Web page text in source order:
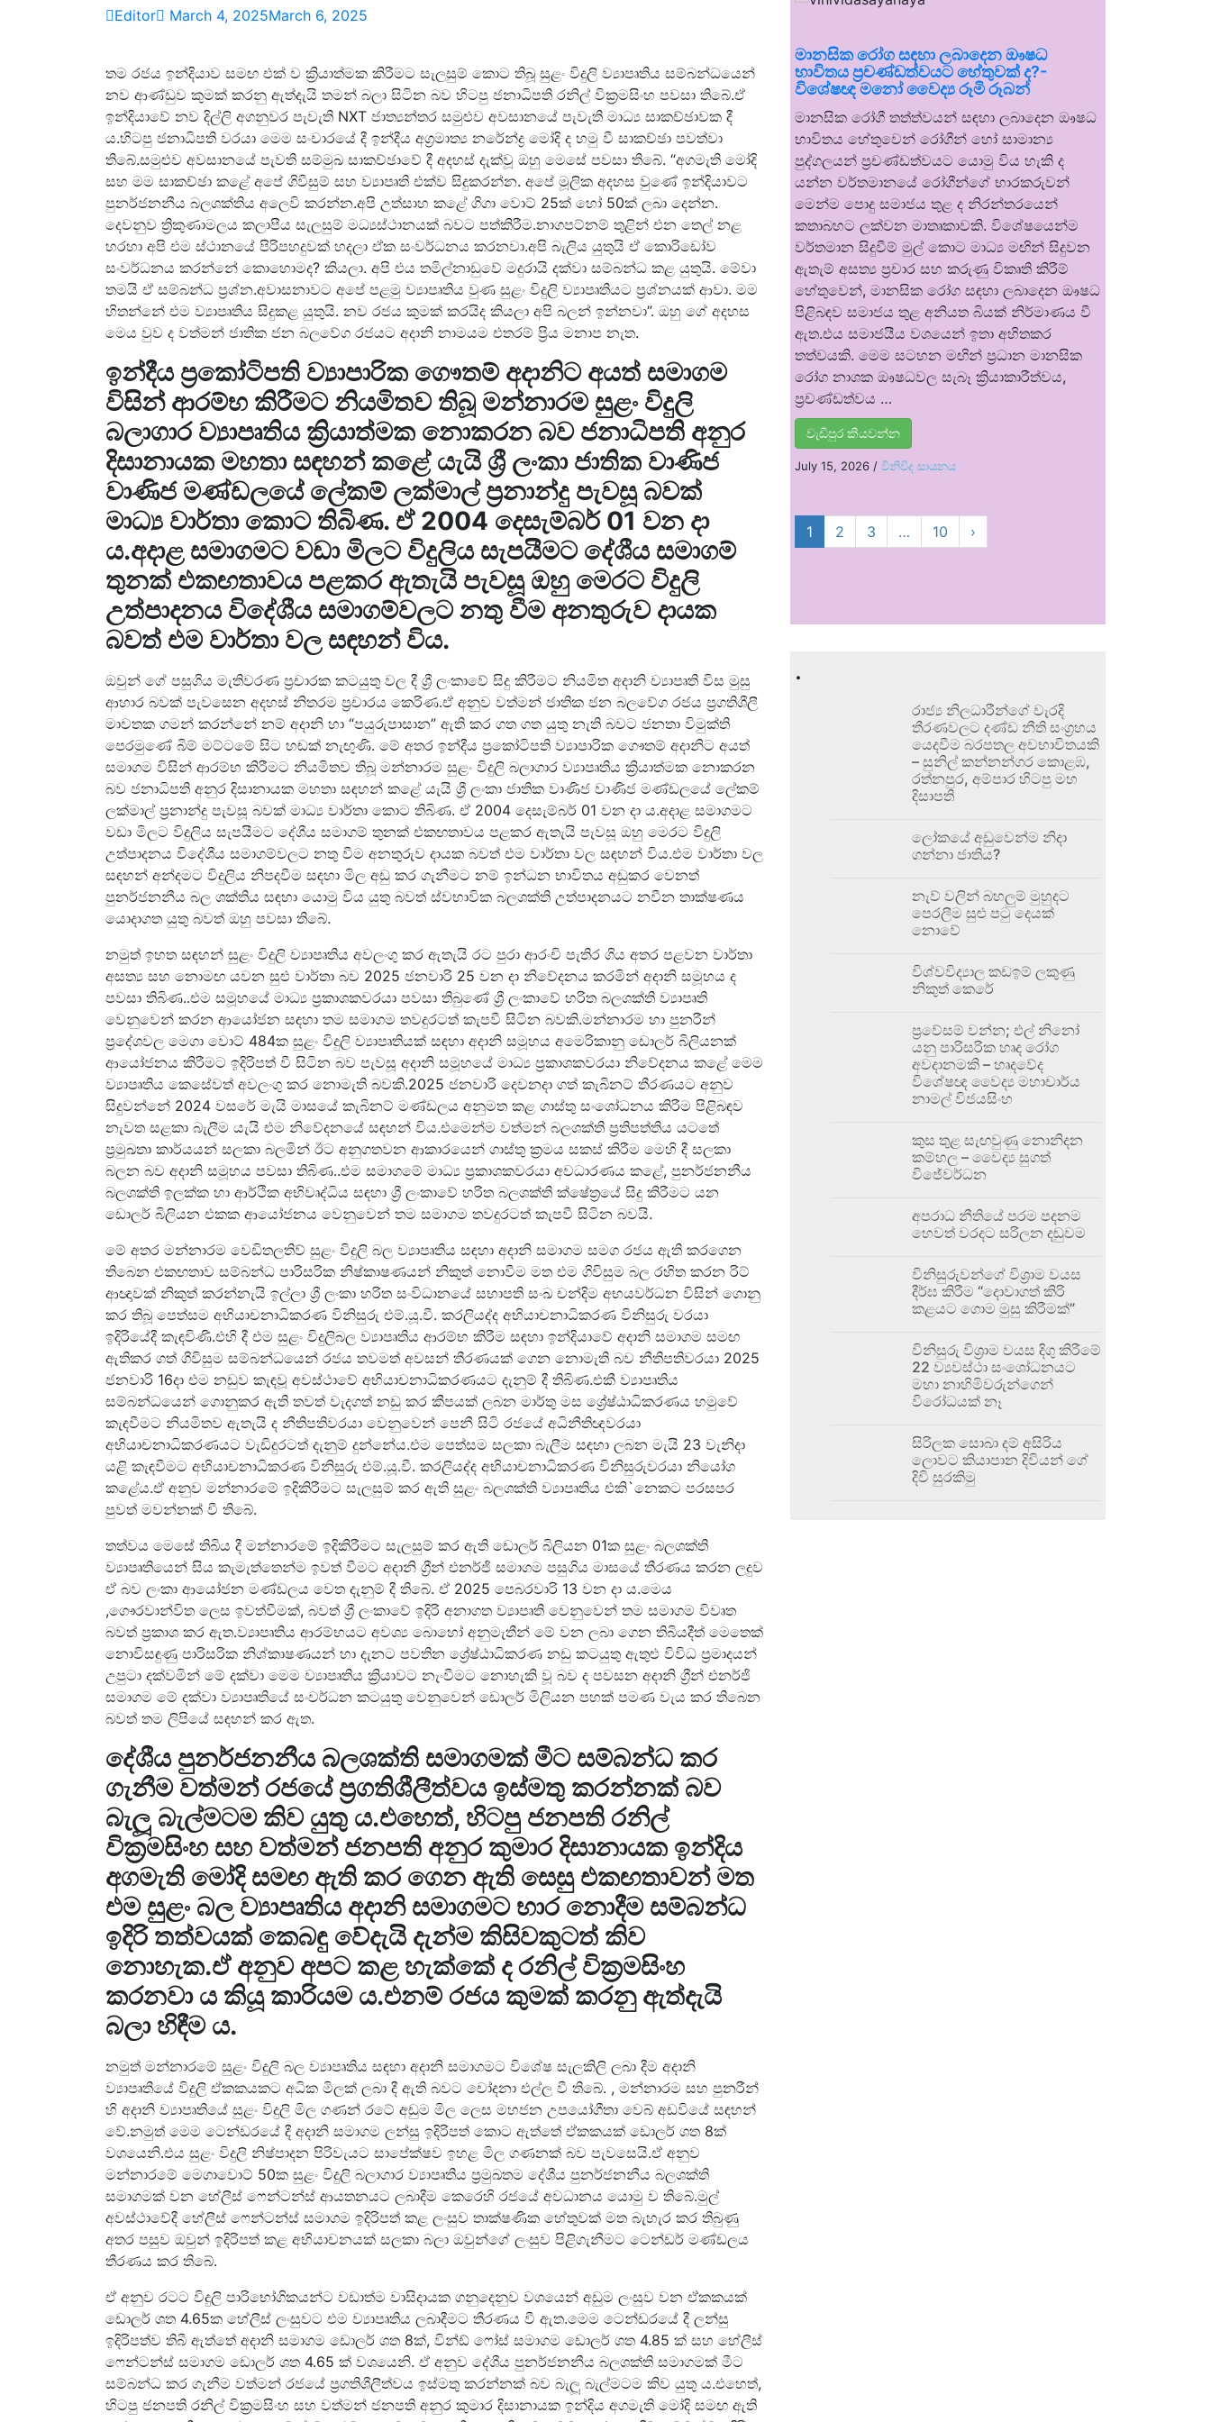
Editor March 4, 2025March 6, 2025
තම රජය ඉන්දියාව සමඟ එක් ව ක්‍රියාත්මක කිරීමට සැලසුම් කොට තිබූ සුළං විදුලි ව්‍යාපෘතිය සම්බන්ධයෙන්
නව ආණ්ඩුව කුමක් කරනු ඇත්දැයි තමන් බලා සිටින බව හිටපු ජනාධිපති රනිල් වික්‍රමසිංහ පවසා තිබේ.ඒ
ඉන්දියාවේ නව දිල්ලි අගනුවර පැවැති NXT ජාත්‍යන්තර සමුළුව අවසානයේ පැවැති මාධ්‍ය සාකච්ඡාවක දී
ය.හිටපු ජනාධිපති වරයා මෙම සංචාරයේ දී ඉන්දීය අග්‍රමාත්‍ය නරේන්ද්‍ර මෝදි ද හමු වී සාකච්ඡා පවත්වා
තිබේ.සමුළුව අවසානයේ පැවති සම්මුඛ සාකච්ඡාවේ දී අදහස් දැක්වූ ඔහු මෙසේ පවසා තිබේ. “අගමැති මෝදි
සහ මම සාකච්ඡා කළේ අපේ ගිවිසුම් සහ ව්‍යාපෘති එක්ව සිදුකරන්න. අපේ මූලික අදහස වුණේ ඉන්දියාවට
පුනර්ජනනීය බලශක්තිය අලෙවි කරන්න.අපි උත්සාහ කළේ ගිගා වොට් 25ක් හෝ 50ක් ලබා දෙන්න.
දෙවනුව ත්‍රිකුණාමලය කලාපීය සැලසුම් මධ්‍යස්ථානයක් බවට පත්කිරීම.නාගපට්නම් තුළින් එන තෙල් නළ
හරහා අපි එම ස්ථානයේ පිරිපහදුවක් හදලා ඒක සංවර්ධනය කරනවා.අපි බැලිය යුතුයි ඒ කොරිඩෝව
සංවර්ධනය කරන්නේ කොහොමද? කියලා. අපි එය තමිල්නාඩුවේ මදුරායි දක්වා සම්බන්ධ කළ යුතුයි. මේවා
තමයි ඒ සම්බන්ධ ප්‍රශ්න.අවාසනාවට අපේ පළමු ව්‍යාපෘතිය වුණ සුළං විදුලි ව්‍යාපෘතියට ප්‍රශ්නයක් ආවා. මම
හිතන්නේ එම ව්‍යාපෘතිය සිදුකළ යුතුයි. නව රජය කුමක් කරයිද කියලා අපි බලන් ඉන්නවා”. ඔහු ගේ අදහස
මෙය වුව ද වත්මන් ජාතික ජන බලවේග රජයට අදානි නාමයම එතරම් ප්‍රිය මනාප නැත.
ඉන්දීය ප්‍රකෝටිපති ව්‍යාපාරික ගෞතම් අදානිට අයත් සමාගම
විසින් ආරම්භ කිරීමට නියමිතව තිබූ මන්නාරම සුළං විදුලි
බලාගාර ව්‍යාපෘතිය ක්‍රියාත්මක නොකරන බව ජනාධිපති අනුර
දිසානායක මහතා සඳහන් කළේ යැයි ශ්‍රී ලංකා ජාතික වාණිජ
වාණිජ මණ්ඩලයේ ලේකම් ලක්මාල් ප‍්‍රනාන්දු පැවසූ බවක්
මාධ්‍ය වාර්තා කොට තිබිණ. ඒ 2004 දෙසැම්බර් 01 වන දා
ය.අදාළ සමාගමට වඩා මිලට විදුලිය සැපයීමට දේශීය සමාගම්
තුනක් එකඟතාවය පළකර ඇතැයි පැවසූ ඔහු මෙරට විදුලි
උත්පාදනය විදේශීය සමාගම්වලට නතු වීම අනතුරුව දායක
බවත් එම වාර්තා වල සඳහන් විය.
ඔවුන් ගේ පසුගිය මැතිවරණ ප්‍රචාරක කටයුතු වල දී ශ්‍රී ලංකාවේ සිදු කිරීමට නියමිත අදානි ව්‍යාපෘති විස මුසු
ආහාර බවක් පැවසෙන අදහස් නිතරම ප්‍රචාරය කෙරිණ.ඒ අනුව වත්මන් ජාතික ජන බලවේග රජය ප්‍රගතිශීලී
මාවතක ගමන් කරන්නේ නම් අදානි හා “පයුරුපාසාන” ඇති කර ගත ගත යුතු නැති බවට ජනතා විමුක්ති
පෙරමුණේ බිම් මට්ටමේ සිට හඬක් නැඟුණි. මේ අතර ඉන්දීය ප්‍රකෝටිපති ව්‍යාපාරික ගෞතම් අදානිට අයත්
සමාගම විසින් ආරම්භ කිරීමට නියමිතව තිබූ මන්නාරම සුළං විදුලි බලාගාර ව්‍යාපෘතිය ක්‍රියාත්මක නොකරන
බව ජනාධිපති අනුර දිසානායක මහතා සඳහන් කළේ යැයි ශ්‍රී ලංකා ජාතික වාණිජ වාණිජ මණ්ඩලයේ ලේකම්
ලක්මාල් ප‍්‍රනාන්දු පැවසූ බවක් මාධ්‍ය වාර්තා කොට තිබිණ. ඒ 2004 දෙසැම්බර් 01 වන දා ය.අදාළ සමාගමට
වඩා මිලට විදුලිය සැපයීමට දේශීය සමාගම් තුනක් එකඟතාවය පළකර ඇතැයි පැවසූ ඔහු මෙරට විදුලි
උත්පාදනය විදේශීය සමාගම්වලට නතු වීම අනතුරුව දායක බවත් එම වාර්තා වල සඳහන් විය.එම වාර්තා වල
සඳහන් අන්දමට විදුලිය නිපදවීම සඳහා මිල අඩු කර ගැනීමට නම් ඉන්ධන භාවිතය අඩුකර වෙනත්
පුනර්ජනනීය බල ශක්තිය සඳහා යොමු විය යුතු බවත් ස්වභාවික බලශක්ති උත්පාදනයට නවීන තාක්ෂණය
යොදාගත යුතු බවත් ඔහු පවසා තිබේ.
නමුත් ඉහත සඳහන් සුළං විදුලි ව්‍යාපෘතිය අවලංගු කර ඇතැයි රට පුරා ආරංචි පැතිර ගිය අතර පළවන වාර්තා
අසත්‍ය සහ නොමඟ යවන සුළු වාර්තා බව 2025 ජනවාරි 25 වන දා නිවේදනය කරමින් අදානි සමූහය ද
පවසා තිබිණ..එම සමූහයේ මාධ්‍ය ප්‍රකාශකවරයා පවසා තිබුණේ ශ්‍රී ලංකාවේ හරිත බලශක්ති ව්‍යාපෘති
වෙනුවෙන් කරන ආයෝජන සඳහා තම සමාගම තවදුරටත් කැපවී සිටින බවකි.මන්නාරම හා පුනරීන්
ප්‍රදේශවල මෙගා වොට් 484ක සුළං විදුලි ව්‍යාපෘතියක් සඳහා අදානි සමූහය අමෙරිකානු ඩොලර් බිලියනක්
ආයෝජනය කිරීමට ඉදිරිපත් වී සිටින බව පැවසූ අදානි සමූහයේ මාධ්‍ය ප්‍රකාශකවරයා නිවේදනය කළේ මෙම
ව්‍යාපෘතිය කෙසේවත් අවලංගු කර නොමැති බවකි.2025 ජනවාරි දෙවනදා ගත් කැබිනට් තීරණයට අනුව
සිදුවන්නේ 2024 වසරේ මැයි මාසයේ කැබිනට් මණ්ඩලය අනුමත කළ ගාස්තු සංශෝධනය කිරීම පිළිබඳව
නැවත සළකා බැලීම යැයි එම නිවේදනයේ සඳහන් විය.එමෙන්ම වත්මන් බලශක්ති ප්‍රතිපත්තිය යටතේ
ප්‍රමුඛතා කාර්යයන් සලකා බලමින් ඊට අනුගතවන ආකාරයෙන් ගාස්තු ක්‍රමය සකස් කිරීම මෙහි දී සලකා
බලන බව අදානි සමූහය පවසා තිබිණ..එම සමාගමේ මාධ්‍ය ප්‍රකාශකවරයා අවධාරණය කළේ, පුනර්ජනනීය
බලශක්ති ඉලක්ක හා ආර්ථික අභිවෘද්ධිය සඳහා ශ්‍රී ලංකාවේ හරිත බලශක්ති ක්ෂේත්‍රයේ සිදු කිරීමට යන
ඩොලර් බිලියන එකක ආයෝජනය වෙනුවෙන් තම සමාගම තවදුරටත් කැපවී සිටින බවයි.
මේ අතර මන්නාරම වෙඩිතලතිව් සුළං විදුලි බල ව්‍යාපෘතිය සඳහා අදානි සමාගම සමග රජය ඇති කරගෙන
තිබෙන එකඟතාව සම්බන්ධ පාරිසරික නිෂ්කාෂණයන් නිකුත් නොවීම මත එම ගිවිසුම බල රහිත කරන රිට්
ආඥාවක් නිකුත් කරන්නැයි ඉල්ලා ශ්‍රී ලංකා හරිත සංවිධානයේ සභාපති සංඛ චන්දිම අභයවර්ධන විසින් ගොනු
කර තිබූ පෙත්සම අභියාචනාධිකරණ විනිසුරු එම්.යූ.වී. කරලියද්ද අභියාචනාධිකරණ විනිසුරු වරයා
ඉදිරියේදී කැඳවිණි.එහි දී එම සුළං විදුලිබල ව්‍යාපෘතිය ආරම්භ කිරීම සඳහා ඉන්දියාවේ අදානි සමාගම සමඟ
ඇතිකර ගත් ගිවිසුම සම්බන්ධයෙන් රජය තවමත් අවසන් තීරණයක් ගෙන නොමැති බව නීතිපතිවරයා 2025
ජනවාරි 16දා එම නඩුව කැඳවූ අවස්ථාවේ අභියාචනාධිකරණයට දැනුම් දී තිබිණ.එකී ව්‍යාපෘතිය
සම්බන්ධයෙන් ගොනුකර ඇති තවත් වැදගත් නඩු කර කීපයක් ලබන මාර්තු මස ශ්‍රේෂ්ඨාධිකරණය හමුවේ
කැඳවීමට නියමිතව ඇතැයි ද නීතිපතිවරයා වෙනුවෙන් පෙනී සිටි රජයේ අධිනීතිඥවරයා
අභියාචනාධිකරණයට වැඩිදුරටත් දැනුම් දුන්නේය.එම පෙත්සම සලකා බැලීම සඳහා ලබන මැයි 23 වැනිදා
යළි කැඳවීමට අභියාචනාධිකරණ විනිසුරු එම්.යූ.වී. කරලියද්ද අභියාචනාධිකරණ විනිසුරුවරයා නියෝග
කළේය.ඒ අනුව මන්නාරමේ ඉදිකිරීමට සැලසුම් කර ඇති සුළං බලශක්ති ව්‍යාපෘතිය එකි`නෙකට පරසපර
පුවත් මවන්නක් වී තිබේ.
තත්වය මෙසේ තිබිය දී මන්නාරමේ ඉදිකිරීමට සැලසුම් කර ඇති ඩොලර් බිලියන 01ක සුළං බලශක්ති
ව්‍යාපෘතියෙන් සිය කැමැත්තෙන්ම ඉවත් වීමට අදානි ග්‍රීන් එනර්ජි සමාගම පසුගිය මාසයේ තීරණය කරන ලදුව
ඒ බව ලංකා ආයෝජන මණ්ඩලය වෙත දැනුම් දී තිබේ. ඒ 2025 පෙබරවාරි 13 වන දා ය.මෙය
,ගෞරවාන්විත ලෙස ඉවත්වීමක්, බවත් ශ්‍රී ලංකාවේ ඉදිරි අනාගත ව්‍යාපෘති වෙනුවෙන් තම සමාගම විවෘත
බවත් ප්‍රකාශ කර ඇත.ව්‍යාපෘතිය ආරම්භයට අවශ්‍ය බොහෝ අනුමැතීන් මේ වන ලබා ගෙන තිබියදීත් මෙතෙක්
නොවිසඳුණු පාරිසරික නිශ්කාෂණයන් හා දැනට පවතින ශ්‍රේෂ්ඨාධිකරණ නඩු කටයුතු ඇතුළු විවිධ ප්‍රමාදයන්
උපුටා දක්වමින් මේ දක්වා මෙම ව්‍යාපෘතිය ක්‍රියාවට නැංවීමට නොහැකි වූ බව ද පවසන අදානි ග්‍රීන් එනර්ජි
සමාගම මේ දක්වා ව්‍යාපෘතියේ සංවර්ධන කටයුතු වෙනුවෙන් ඩොලර් මිලියන පහක් පමණ වැය කර තිබෙන
බවත් තම ලිපියේ සඳහන් කර ඇත.
දේශීය පුනර්ජනනීය බලශක්ති සමාගමක් මීට සම්බන්ධ කර
ගැනීම වත්මන් රජයේ ප්‍රගතිශීලීත්වය ඉස්මතු කරන්නක් බව
බැලූ බැල්මටම කිව යුතු ය.එහෙත්, හිටපු ජනපති රනිල්
වික්‍රමසිංහ සහ වත්මන් ජනපති අනුර කුමාර දිසානායක ඉන්දිය
අගමැති මෝදි සමඟ ඇති කර ගෙන ඇති සෙසු එකඟතාවන් මත
එම සුළං බල ව්‍යාපෘතිය අදානි සමාගමට භාර නොදීම සම්බන්ධ
ඉදිරි තත්වයක් කෙබඳු වේදැයි දැන්ම කිසිවකුටත් කිව
නොහැක.ඒ අනුව අපට කළ හැක්කේ ද රනිල් වික්‍රමසිංහ
කරනවා ය කියූ කාරියම ය.එනම් රජය කුමක් කරනු ඇත්දැයි
බලා හිඳීම ය.
නමුත් මන්නාරමේ සුළං විදුලි බල ව්‍යාපෘතිය සඳහා අදානි සමාගමට විශේෂ සැලකිලි ලබා දීම අදානි
ව්‍යාපෘතියේ විදුලි ඒකකයකට අධික මිලක් ලබා දී ඇති බවට චෝදනා එල්ල වී තිබේ. , මන්නාරම සහ පුනරීන්
හි අදානි ව්‍යාපෘතියේ සුළං විදුලි මිල ගණන් රටේ අඩුම මිල ලෙස මහජන උපයෝගීතා වෙබ් අඩවියේ සඳහන්
වේ.නමුත් මෙම ටෙන්ඩරයේ දී අදානි සමාගම ලන්සු ඉදිරිපත් කොට ඇත්තේ ඒකකයක් ඩොලර් ශත 8ක්
වශයෙනි.එය සුළං විදුලි නිෂ්පාදන පිරිවැයට සාපේක්ෂව ඉහළ මිල ගණනක් බව පැවසෙයි.ඒ අනුව
මන්නාරමේ මෙගාවොට් 50ක සුළං විදුලි බලාගාර ව්‍යාපෘතිය ප්‍රමුඛතම දේශීය පුනර්ජනනීය බලශක්ති
සමාගමක් වන හේලීස් ෆෙන්ටන්ස් ආයතනයට ලබාදීම කෙරෙහි රජයේ අවධානය යොමු ව තිබේ.මුල්
අවස්ථාවේදී හේලීස් ෆෙන්ටන්ස් සමාගම ඉදිරිපත් කළ ලංසුව තාක්ෂණික හේතුවක් මත බැහැර කර තිබුණු
අතර පසුව ඔවුන් ඉදිරිපත් කළ අභියාචනයක් සලකා බලා ඔවුන්ගේ ලංසුව පිළිගැනීමට ටෙන්ඩර් මණ්ඩලය
තීරණය කර තිබේ.
ඒ අනුව රටට විදුලි පාරිභෝගිකයන්ට වඩාත්ම වාසිදායක ගනුදෙනුව වශයෙන් අඩුම ලංසුව වන ඒකකයක්
ඩොලර් ශත 4.65ක හේලීස් ලංසුවට එම ව්‍යාපෘතිය ලබාදීමට තීරණය වී ඇත.මෙම ටෙන්ඩරයේ දී ලන්සු
ඉදිරිපත්ව තිබී ඇත්තේ අදානි සමාගම ඩොලර් ශත 8ක්, වින්ඩ් ෆෝස් සමාගම ඩොලර් ශත 4.85 ක් සහ හේලීස්
ෆෙන්ටන්ස් සමාගම ඩොලර් ශත 4.65 ක් වශයෙනි. ඒ අනුව දේශීය පුනර්ජනනීය බලශක්ති සමාගමක් මීට
සම්බන්ධ කර ගැනීම වත්මන් රජයේ ප්‍රගතිශීලීත්වය ඉස්මතු කරන්නක් බව බැලූ බැල්මටම කිව යුතු ය.එහෙත්,
හිටපු ජනපති රනිල් වික්‍රමසිංහ සහ වත්මන් ජනපති අනුර කුමාර දිසානායක ඉන්දිය අගමැති මෝදි සමඟ ඇති
මානසික රෝග සඳහා ලබාදෙන ඖෂධ
භාවිතය ප්‍රචණ්ඩත්වයට හේතුවක් ද?-
විශේෂඥ මනෝ වෛද්‍ය රූමි රූබන්
මානසික රෝගී තත්ත්වයන් සඳහා ලබාදෙන ඖෂධ
භාවිතය හේතුවෙන් රෝගීන් හෝ සාමාන්‍ය
පුද්ගලයන් ප්‍රචණ්ඩත්වයට යොමු විය හැකි ද
යන්න වර්තමානයේ රෝගීන්ගේ භාරකරුවන්
මෙන්ම පොදු සමාජය තුළ ද නිරන්තරයෙන්
කතාබහට ලක්වන මාතෘකාවකි. විශේෂයෙන්ම
වර්තමාන සිදුවීම් මුල් කොට මාධ්‍ය මඟින් සිදුවන
ඇතැම් අසත්‍ය ප්‍රචාර සහ කරුණු විකෘති කිරීම්
හේතුවෙන්, මානසික රෝග සඳහා ලබාදෙන ඖෂධ
පිළිබඳව සමාජය තුළ අනියත බියක් නිර්මාණය වී
ඇත.එය සමාජයීය වශයෙන් ඉතා අහිතකර
තත්වයකි. මෙම සටහන මඟින් ප්‍රධාන මානසික
රෝග නාශක ඖෂධවල සැබෑ ක්‍රියාකාරීත්වය,
ප්‍රචණ්ඩත්වය …
වැඩිපුර කියවන්න
July 15, 2026 / විනිවිද සායනය
1 2 3 … 10 ›
.
රාජ්‍ය නිලධාරීන්ගේ වැරදි
තීරණවලට දණ්ඩ නීති සංග්‍රහය
යෙදවීම බරපතල අවභාවිතයකි
– සුනිල් කන්නන්ගර කොළඹ,
රත්නපුර, අම්පාර හිටපු මහ
දිසාපති
ලෝකයේ අඩුවෙන්ම නිදා
ගන්නා ජාතිය?
නැව් වලින් බහලුම් මුහුදට
පෙරලීම සුළු පටු දෙයක්
නොවේ
විශ්වවිද්‍යාල කඩඉම් ලකුණු
නිකුත් කෙරේ
ප්‍රවේසම් වන්න; එල් නිනෝ
යනු පාරිසරික හෘද රෝග
අවදානමකි – හෘදවේද
විශේෂඥ වෛද්‍ය මහාචාර්ය
නාමල් විජයසිංහ
කුස තුළ සැඟවුණු නොනිදන
කම්හල – වෛද්‍ය සුගත්
විජේවර්ධන
අපරාධ නීතියේ පරම පදනම
හෙවත් වරදට සරිලන දඬුවම
විනිසුරුවන්ගේ විශ්‍රාම වයස
දීර්ඝ කිරීම “දොවාගත් කිරි
කළයට ගොම මුසු කිරීමක්”
විනිසුරු විශ්‍රාම වයස දිගු කිරීමේ
22 ව්‍යවස්ථා සංශෝධනයට
මහා නාහිමිවරුන්ගෙන්
විරෝධයක් නෑ
සිරිලක සොබා දම් අසිරිය
ලොවට කියාපාන දිවියන් ගේ
දිවි සුරකිමු